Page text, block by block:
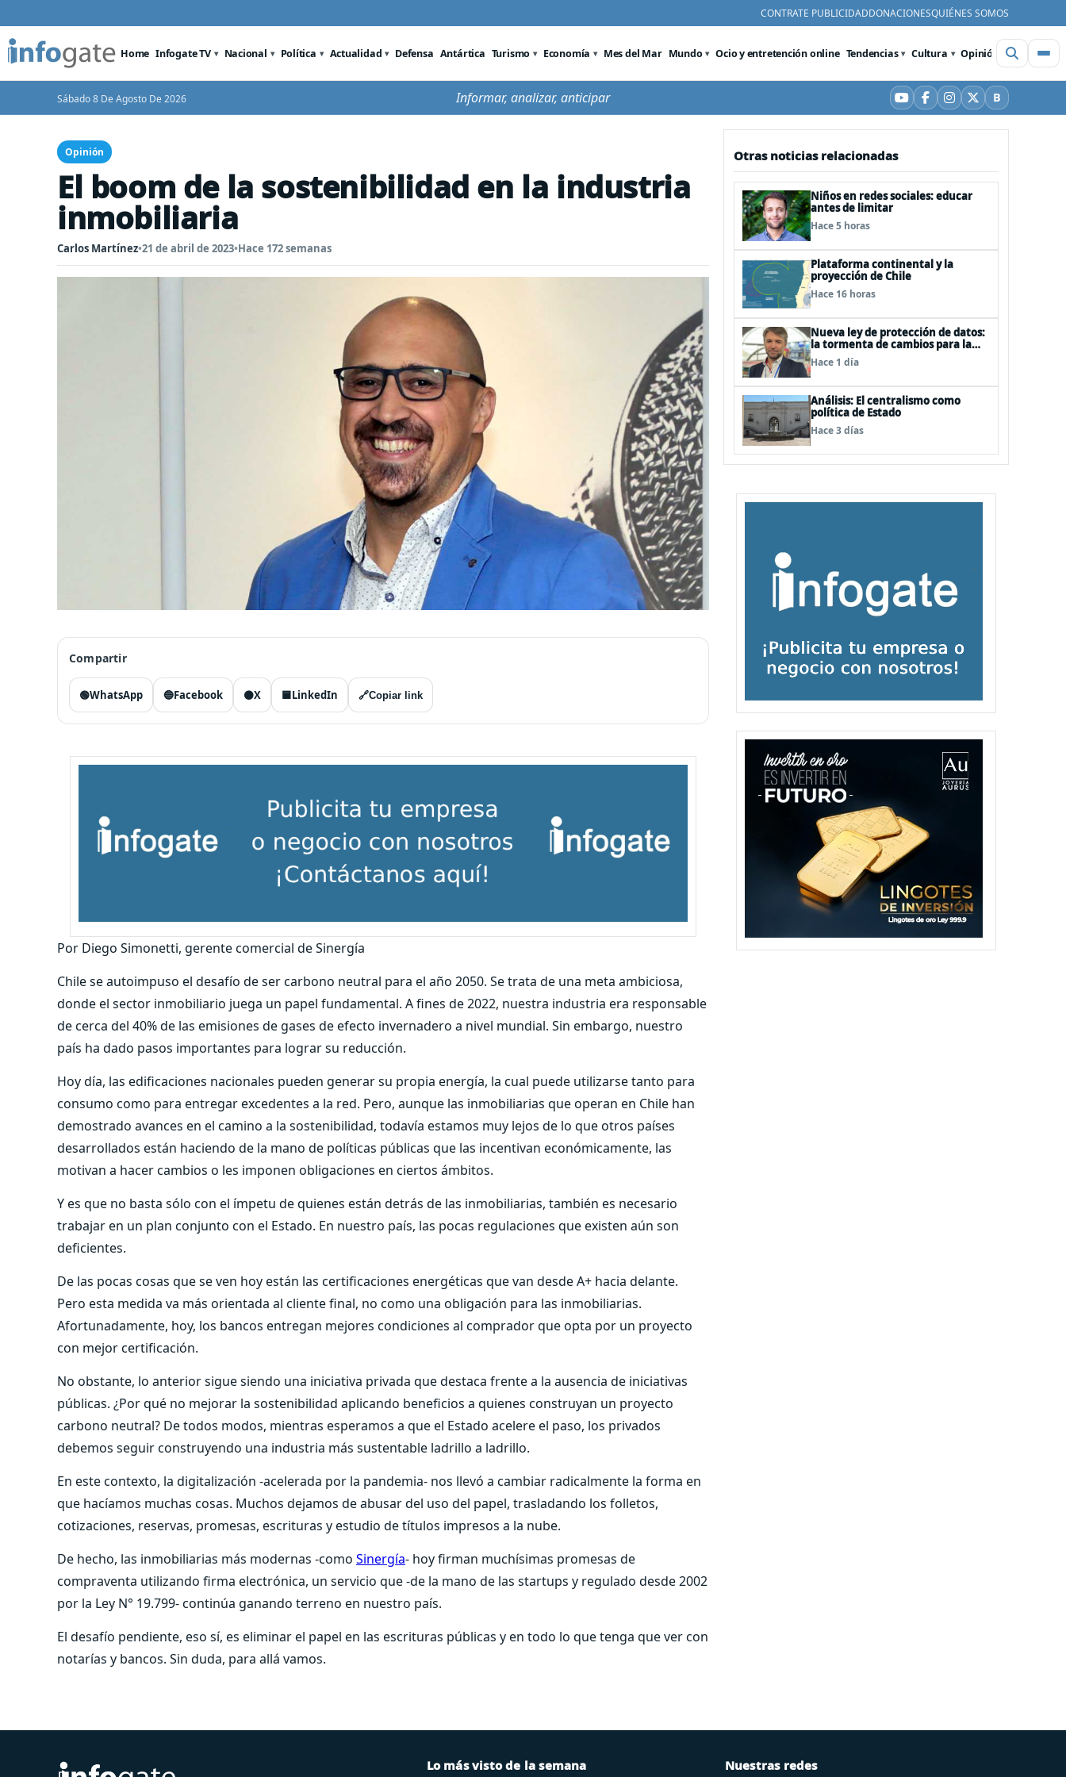
CONTRATE PUBLICIDADDONACIONESQUIÉNES SOMOS
Home Infogate TV Nacional Política Actualidad Defensa Antártica Turismo Economía Mes del Mar Mundo Ocio y entretención online Tendencias Cultura Opinión Videos
Sábado 8 De Agosto De 2026 Informar, analizar, anticipar YouTube
Facebook
Instagram
X BBluesky
Opinión
El boom de la sostenibilidad en la industria
inmobiliaria
Carlos Martínez•21 de abril de 2023•Hace 172 semanas
Compartir
🟢WhatsApp 🔵Facebook ⚫X 🟦LinkedIn 🔗Copiar link
Por Diego Simonetti, gerente comercial de Sinergía
Chile se autoimpuso el desafío de ser carbono neutral para el año 2050. Se trata de una meta ambiciosa,
donde el sector inmobiliario juega un papel fundamental. A fines de 2022, nuestra industria era responsable
de cerca del 40% de las emisiones de gases de efecto invernadero a nivel mundial. Sin embargo, nuestro
país ha dado pasos importantes para lograr su reducción.
Hoy día, las edificaciones nacionales pueden generar su propia energía, la cual puede utilizarse tanto para
consumo como para entregar excedentes a la red. Pero, aunque las inmobiliarias que operan en Chile han
demostrado avances en el camino a la sostenibilidad, todavía estamos muy lejos de lo que otros países
desarrollados están haciendo de la mano de políticas públicas que las incentivan económicamente, las
motivan a hacer cambios o les imponen obligaciones en ciertos ámbitos.
Y es que no basta sólo con el ímpetu de quienes están detrás de las inmobiliarias, también es necesario
trabajar en un plan conjunto con el Estado. En nuestro país, las pocas regulaciones que existen aún son
deficientes.
De las pocas cosas que se ven hoy están las certificaciones energéticas que van desde A+ hacia delante.
Pero esta medida va más orientada al cliente final, no como una obligación para las inmobiliarias.
Afortunadamente, hoy, los bancos entregan mejores condiciones al comprador que opta por un proyecto
con mejor certificación.
No obstante, lo anterior sigue siendo una iniciativa privada que destaca frente a la ausencia de iniciativas
públicas. ¿Por qué no mejorar la sostenibilidad aplicando beneficios a quienes construyan un proyecto
carbono neutral? De todos modos, mientras esperamos a que el Estado acelere el paso, los privados
debemos seguir construyendo una industria más sustentable ladrillo a ladrillo.
En este contexto, la digitalización -acelerada por la pandemia- nos llevó a cambiar radicalmente la forma en
que hacíamos muchas cosas. Muchos dejamos de abusar del uso del papel, trasladando los folletos,
cotizaciones, reservas, promesas, escrituras y estudio de títulos impresos a la nube.
De hecho, las inmobiliarias más modernas -como Sinergía- hoy firman muchísimas promesas de
compraventa utilizando firma electrónica, un servicio que -de la mano de las startups y regulado desde 2002
por la Ley N° 19.799- continúa ganando terreno en nuestro país.
El desafío pendiente, eso sí, es eliminar el papel en las escrituras públicas y en todo lo que tenga que ver con
notarías y bancos. Sin duda, para allá vamos.
Otras noticias relacionadas
Niños en redes sociales: educar
antes de limitar
Hace 5 horas
Plataforma continental y la
proyección de Chile
Hace 16 horas
Nueva ley de protección de datos:
la tormenta de cambios para la
cual ya nos deberíamos estar
preparando
Hace 1 día
Análisis: El centralismo como
política de Estado
Hace 3 días
Lo más visto de la semana Nuestras redes